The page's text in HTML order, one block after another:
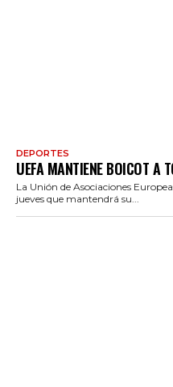
DEPORTES
UEFA MANTIENE BOICOT A
La Unión de Asociaciones
jueves que mantendrá su...